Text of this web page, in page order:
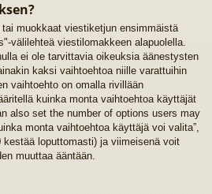
muokkaat viestiketjun ensimmäistä
välilehteä viestilomakkeen alapuolella.
ei ole tarvittavia oikeuksia äänestysten
kaksi vaihtoehtoa niille varattuihin
vaihtoehto on omalla rivillään
kuinka monta vaihtoehtoa käyttäjät
also set the number of options users may
monta vaihtoehtoa käyttäjä voi valita”,
loputtomasti) ja viimeisenä voit
muuttaa ääntään.